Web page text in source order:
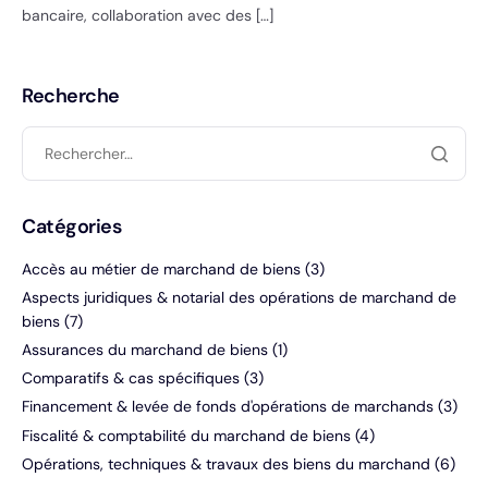
bancaire, collaboration avec des […]
Recherche
Catégories
Accès au métier de marchand de biens (3)
Aspects juridiques & notarial des opérations de marchand de
biens (7)
Assurances du marchand de biens (1)
Comparatifs & cas spécifiques (3)
Financement & levée de fonds d'opérations de marchands (3)
Fiscalité & comptabilité du marchand de biens (4)
Opérations, techniques & travaux des biens du marchand (6)